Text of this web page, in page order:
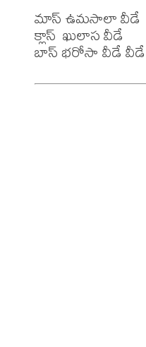
మాస్ ఉమసాలా వీడే
క్లాస్  ఖులాస వీడే